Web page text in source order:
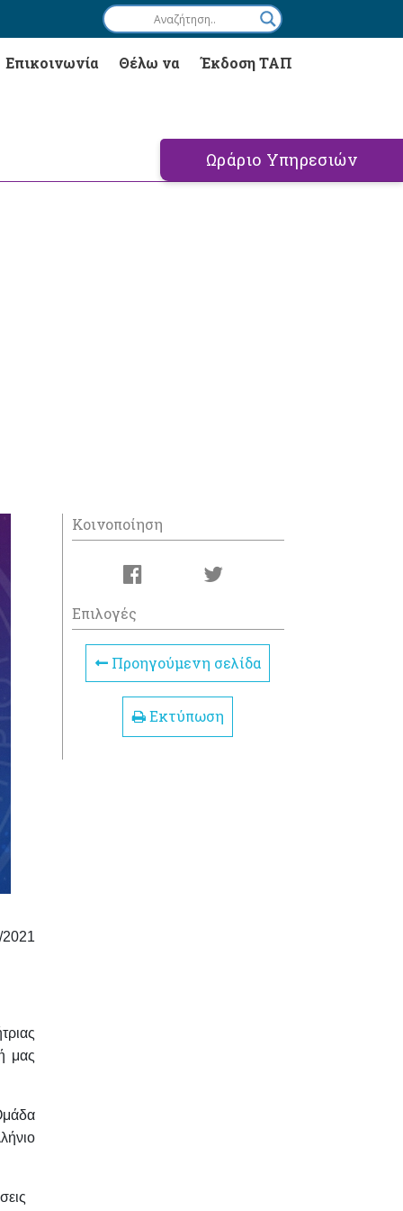
Επικοινωνία Θέλω να Έκδοση ΤΑΠ
Ωράριο Υπηρεσιών
μας
Κοινοποίηση
Επιλογές
Προηγούμενη σελίδα
Εκτύπωση